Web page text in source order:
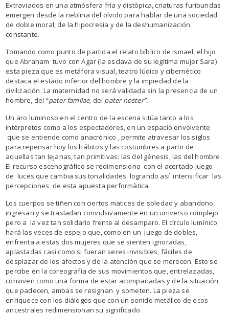
Extraviados en una atmósfera fría y distòpica, criaturas furibundas
emergen desde la neblina del olvido para hablar de una sociedad
de doble moral, de la hipocresía y de la deshumanización
constante.
Tomando como punto de partida el relato bíblico de Ismael, el hijo
que Abraham tuvo con Agar (la esclava de su legítima mujer Sara)
esta pieza que es metáfora visual, teatro lúdico y cibernético
destaca el estado inferior del hombre y la impiedad de la
civilización. La maternidad no será validada sin la presencia de un
hombre, del “pater familae, del pater noster”.
Un aro luminoso en el centro de la escena sitúa tanto a los
intérpretes como a los espectadores, en un espacio envolvente
que se entiende como anacrónico , permite atravesar los siglos
para repensar hoy los hábitos y las costumbres a partir de
aquellas tan lejanas, tan primitivas: las del génesis, las del hombre.
El recurso escenográfico se redimensiona con el acertado juego
de luces que cambia sus tonalidades logrando así intensificar las
percepciones de esta apuesta performàtica.
Los cuerpos se tiñen con ciertos matices de soledad y abandono,
ingresan y se trasladan convulsivamente en un universo complejo
pero a la vez tan solidario frente al desamparo. El círculo lumínico
hará las veces de espejo que, como en un juego de dobles,
enfrenta a estas dos mujeres que se sienten ignoradas,
aplastadas casi como si fueran seres invisibles, fáciles de
desplazar de los afectos y de la atención que se merecen. Esto se
percibe en la coreografía de sus movimientos que, entrelazadas,
conviven como una forma de estar acompañadas y de la situación
que padecen, ambas se resignan y someten. La pieza se
enriquece con los diálogos que con un sonido metálico de ecos
ancestrales redimensionan su significado.